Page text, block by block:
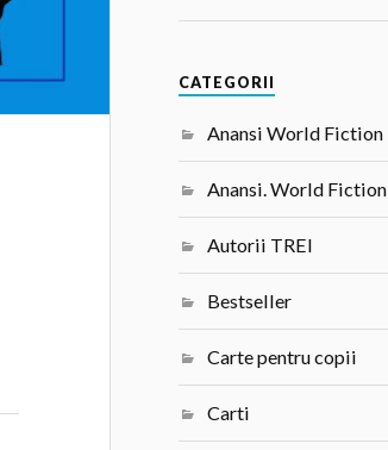
CATEGORII
Anansi World Fiction
Anansi. World Fiction
Autorii TREI
Bestseller
Carte pentru copii
Carti